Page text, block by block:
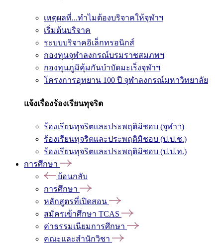
เหตุผลที่...ทำไมต้องบริจาคให้จุฬาฯ
เริ่มต้นบริจาค
ระบบบริจาคอิเล็กทรอนิกส์
กองทุนจุฬาลงกรณ์บรมราชสมภพฯ
กองทุนภูมิคุ้มกันบำบัดมะเร็งจุฬาฯ
โครงการอุทยาน 100 ปี จุฬาลงกรณ์มหาวิทยาลัย
แจ้งเรื่องร้องเรียนทุจริต
ร้องเรียนทุจริตและประพฤติมิชอบ (จุฬาฯ)
ร้องเรียนทุจริตและประพฤติมิชอบ (ป.ป.ช.)
ร้องเรียนทุจริตและประพฤติมิชอบ (ป.ป.ท.)
การศึกษา
ย้อนกลับ
การศึกษา
หลักสูตรที่เปิดสอน
สมัครเข้าศึกษา TCAS
ค่าธรรมเนียมการศึกษา
คณะและสำนักวิชา